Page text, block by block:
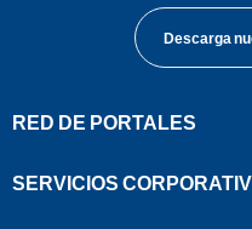
Descarga
RED DE PORTALES
SERVICIOS